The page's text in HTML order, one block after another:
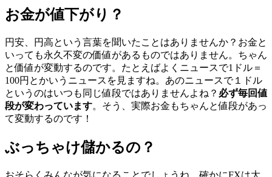
お金が値下がり？
円安、円高という言葉を聞いたことはありませんか？お金と
いっても永久不変の価値があるものではありません。ちゃん
と価値が変動するのです。たとえばよくニュースで1ドル＝
100円とかいうニュースを見ますね。あのニュースで１ドル
というのはいつも同じ値段ではありませんよね？ 必ず毎回値
段が変わっています。そう、実際お金もちゃんと値段があっ
て変動するのです！
ぶっちゃけ儲かるの？
おそらくみんなが気になることでしょうね。確かにFXは大